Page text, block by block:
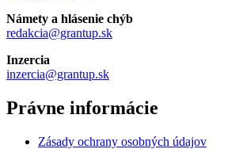
Námety a hlásenie chýb
redakcia@grantup.sk
Inzercia
inzercia@grantup.sk
Právne informácie
Zásady ochrany osobných údajov